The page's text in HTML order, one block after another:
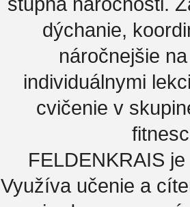
dýchanie,
náročnejšie
individuálnymi
cvičenie v
FELDENKRAIS
Využíva učenie a